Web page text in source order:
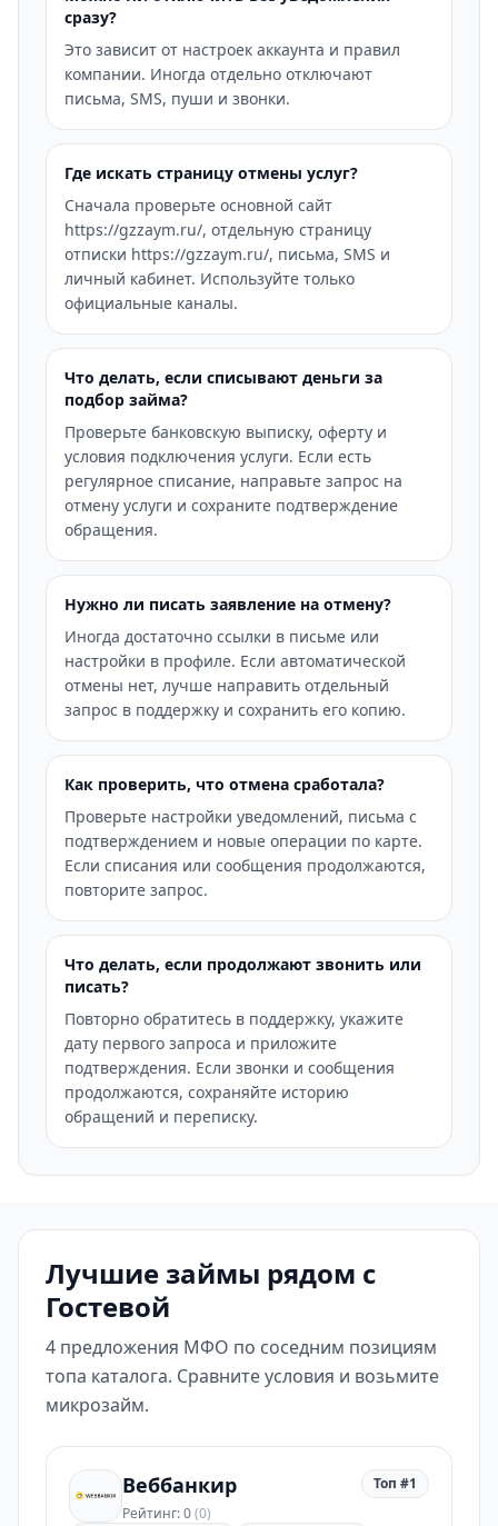
сразу?
Это зависит от настроек аккаунта и правил
компании. Иногда отдельно отключают
письма, SMS, пуши и звонки.
Где искать страницу отмены услуг?
Сначала проверьте основной сайт
https://gzzaym.ru/, отдельную страницу
отписки https://gzzaym.ru/, письма, SMS и
личный кабинет. Используйте только
официальные каналы.
Что делать, если списывают деньги за
подбор займа?
Проверьте банковскую выписку, оферту и
условия подключения услуги. Если есть
регулярное списание, направьте запрос на
отмену услуги и сохраните подтверждение
обращения.
Нужно ли писать заявление на отмену?
Иногда достаточно ссылки в письме или
настройки в профиле. Если автоматической
отмены нет, лучше направить отдельный
запрос в поддержку и сохранить его копию.
Как проверить, что отмена сработала?
Проверьте настройки уведомлений, письма с
подтверждением и новые операции по карте.
Если списания или сообщения продолжаются,
повторите запрос.
Что делать, если продолжают звонить или
писать?
Повторно обратитесь в поддержку, укажите
дату первого запроса и приложите
подтверждения. Если звонки и сообщения
продолжаются, сохраняйте историю
обращений и переписку.
Лучшие займы рядом с
Гостевой
4 предложения МФО по соседним позициям
топа каталога. Сравните условия и возьмите
микрозайм.
Веббанкир
Рейтинг: 0(0)
Топ #1